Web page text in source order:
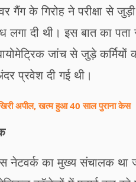
गैंग के गिरोह ने परीक्षा से
लगा दी थी। इस बात का
जांच से जुड़े कर्मियों की
प्रवेश दी गई थी।
अपील, खत्म हुआ 40 साल पुराना केस
का मुख्य संचालक था